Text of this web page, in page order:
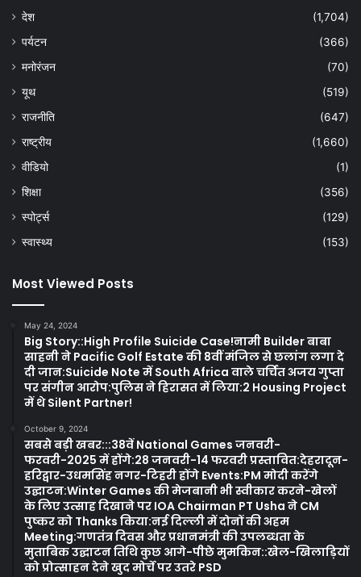
देश
(1,704)
पर्यटन
(366)
मनोरंजन
(70)
यूथ
(519)
राजनीति
(647)
राष्ट्रीय
(1,660)
वीडियो
(1)
शिक्षा
(356)
स्पोर्ट्स
(129)
स्वास्थ्य
(153)
Most Viewed Posts
May 24, 2024
Big Story::High Profile Suicide Case!नामी Builder बाबा
साहनी ने Pacific Golf Estate की 8वीं मंजिल से छलांग लगा दे
दी जान:Suicide Note में South Africa वाले चर्चित अजय गुप्ता
पर संगीन आरोप:पुलिस ने हिरासत में लिया:2 Housing Project
में थे Silent Partner!
October 9, 2024
सबसे बड़ी खबर:::38वें National Games जनवरी-
फरवरी-2025 में होंगे:28 जनवरी-14 फरवरी प्रस्तावित:देहरादून-
हरिद्वार-उधमसिंह नगर-टिहरी होंगे Events:PM मोदी करेंगे
उद्घाटन:Winter Games की मेजबानी भी स्वीकार करने-खेलों
के लिए उत्साह दिखाने पर IOA Chairman PT Usha ने CM
पुष्कर को Thanks किया:नई दिल्ली में दोनों की अहम
Meeting:गणतंत्र दिवस और प्रधानमंत्री की उपलब्धता के
मुताबिक उद्घाटन तिथि कुछ आगे-पीछे मुमकिन::खेल-खिलाड़ियों
को प्रोत्साहन देने खुद मोर्चे पर उतरे PSD